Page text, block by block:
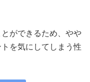
ができるため、やや
を気にしてしまう性